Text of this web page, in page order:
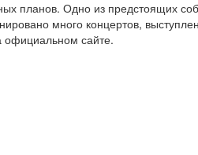
планов. Одно из предстоящих
много концертов,
сайте.